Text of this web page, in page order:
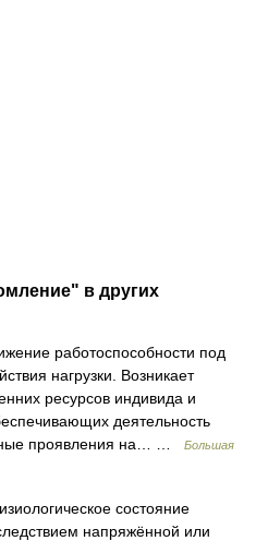
в других
работоспособности под
нагрузки. Возникает
ресурсов индивида и
деятельность
проявления на… …
Большая
состояние
напряжённой или